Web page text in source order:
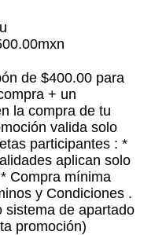
de $400.00 para
+ un
la compra de tu
valida solo
participantes : *
aplican solo
Compra mínima
y Condiciones .
sistema de apartado
promoción)